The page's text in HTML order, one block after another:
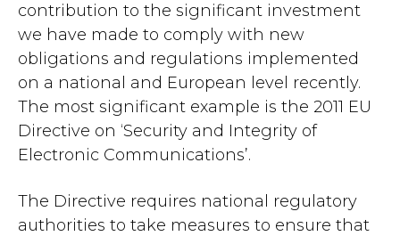
contribution to the significant investment
we have made to comply with new
obligations and regulations implemented
on a national and European level recently.
The most significant example is the 2011 EU
Directive on ‘Security and Integrity of
Electronic Communications’.
The Directive requires national regulatory
authorities to take measures to ensure that